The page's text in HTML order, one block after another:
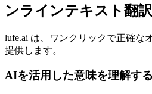
ンラインテキスト翻訳
lufe.ai は、ワンクリックで正確な
提供します。
AIを活用した意味を理解す